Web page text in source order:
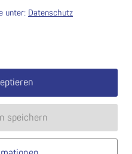
unter: Datenschutz
speichern